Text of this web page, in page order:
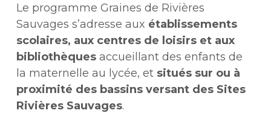
Le programme Graines de Rivières
Sauvages s’adresse aux établissements
scolaires, aux centres de loisirs et aux
bibliothèques accueillant des enfants de
la maternelle au lycée, et situés sur ou à
proximité des bassins versant des Sites
Rivières Sauvages.